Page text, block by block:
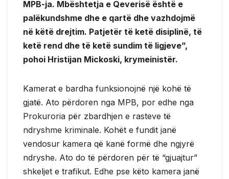
MPB-ja. Mbështetja e Qeverisë është e
palëkundshme dhe e qartë dhe vazhdojmë
në këtë drejtim. Patjetër të ketë disiplinë, të
ketë rend dhe të ketë sundim të ligjeve”,
pohoi Hristijan Mickoski, krymeinistër.
Kamerat e bardha funksionojnë një kohë të
gjatë. Ato përdoren nga MPB, por edhe nga
Prokuroria për zbardhjen e rasteve të
ndryshme kriminale. Kohët e fundit janë
vendosur kamera që kanë formë dhe ngjyrë
ndryshe. Ato do të përdoren për të “gjuajtur”
shkeljet e trafikut. Edhe pse këto kamera janë